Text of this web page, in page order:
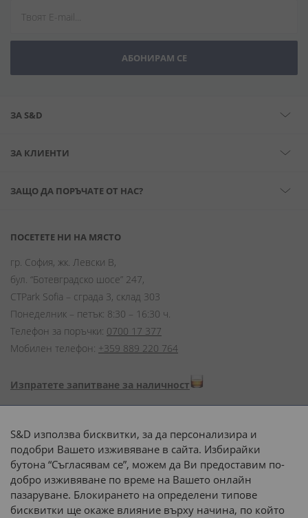
АБОНИРАМ СЕ
ЗА S&D
ЗА КЛИЕНТИ
ЗАЩО ДА ПОРЪЧАТЕ ОТ НАС?
ПОСЕТЕТЕ НИ НА МЯСТО
гр. София, жк. Левски В,
бул. “Ботевградско шосе” 247,
CTPark Sofia – сграда 3, склад 303
Понеделник – петък: 8:30 – 16:30 ч.
Телефон за поръчки: 0700 17 377
Мобилен телефон: +359 889 220 764
Изпратете запитване за наличност
Начини на плащане:
Доставка до адрес с:
S&D използва бисквитки, за да персонализира и
подобри Вашето изживяване в сайта. Избирайки
бутона “Съгласявам се”, можем да Ви предоставим по-
добро изживяване по време на Вашето онлайн
пазаруване. Блокирането на определени типове
бисквитки ще окаже влияние върху начина, по който